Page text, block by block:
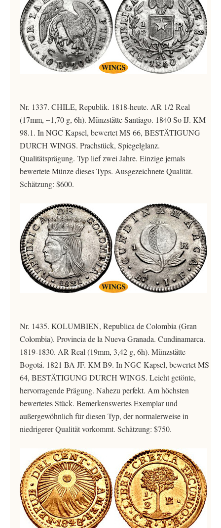
Nr. 1337. CHILE, Republik. 1818-heute. AR 1/2 Real
(17mm, ~1,70 g, 6h). Münzstätte Santiago. 1840 So IJ. KM
98.1. In NGC Kapsel, bewertet MS 66, BESTÄTIGUNG
DURCH WINGS. Prachstück, Spiegelglanz.
Qualitätsprägung. Typ lief zwei Jahre. Einzige jemals
bewertete Münze dieses Typs. Ausgezeichnete Qualität.
Schätzung: $600.
Nr. 1435. KOLUMBIEN, Republica de Colombia (Gran
Colombia). Provincia de la Nueva Granada. Cundinamarca.
1819-1830. AR Real (19mm, 3,42 g, 6h). Münzstätte
Bogotá. 1821 BA JF. KM B9. In NGC Kapsel, bewertet MS
64, BESTÄTIGUNG DURCH WINGS. Leicht getönte,
hervorragende Prägung. Nahezu perfekt. Am höchsten
bewertetes Stück. Bemerkenswertes Exemplar und
außergewöhnlich für diesen Typ, der normalerweise in
niedrigerer Qualität vorkommt. Schätzung: $750.